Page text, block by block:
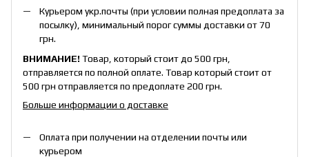
Курьером укр.почты (при условии полная предоплата за
посылку), минимальный порог суммы доставки от 70
грн.
ВНИМАНИЕ!Товар, который стоит до 500 грн,
отправляется по полной оплате. Товар который стоит от
500 грн отправляется по предоплате 200 грн.
Больше информации о доставке
Оплата при получении на отделении почты или
курьером